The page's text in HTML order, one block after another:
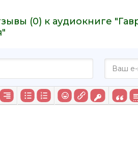
(0) к аудиокниге